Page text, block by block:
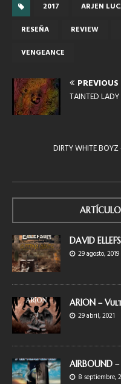
2017 ARJEN
RESEÑA
REVIEW
VENGEANCE
PREVIOUS
TAINTED
DIRTY WHITE
DAVID
29 agosto, 2019
ARION –
29 abril, 2021
AIRBOUND
8 septiembre,